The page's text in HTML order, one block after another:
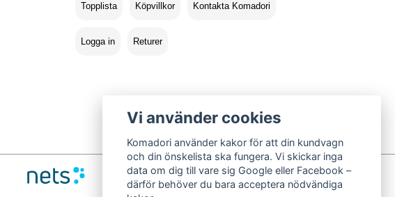
Topplista Köpvillkor Kontakta Komadori
Logga in Returer
Vi använder cookies
Komadori använder kakor för att din kundvagn
och din önskelista ska fungera. Vi skickar inga
data om dig till vare sig Google eller Facebook –
därför behöver du bara acceptera nödvändiga